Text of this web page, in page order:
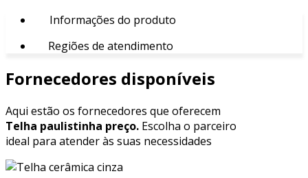
Informações do produto
Regiões de atendimento
Fornecedores disponíveis
Aqui estão os fornecedores que oferecem
Telha paulistinha preço. Escolha o parceiro
ideal para atender às suas necessidades